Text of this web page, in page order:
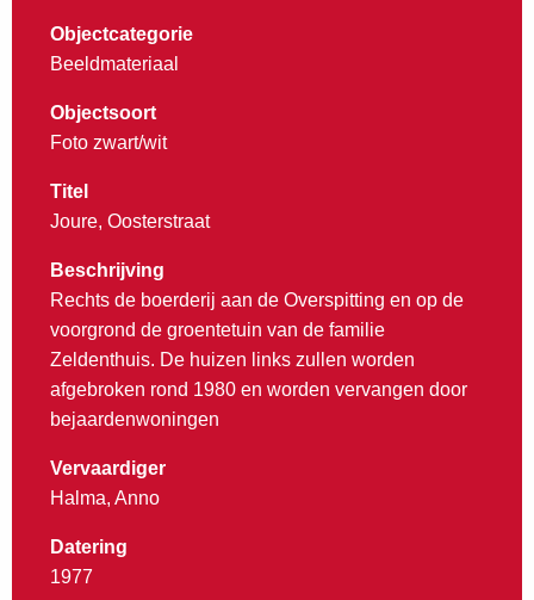
Objectcategorie
Beeldmateriaal
Objectsoort
Foto zwart/wit
Titel
Joure, Oosterstraat
Beschrijving
Rechts de boerderij aan de Overspitting en op de
voorgrond de groentetuin van de familie
Zeldenthuis. De huizen links zullen worden
afgebroken rond 1980 en worden vervangen door
bejaardenwoningen
Vervaardiger
Halma, Anno
Datering
1977